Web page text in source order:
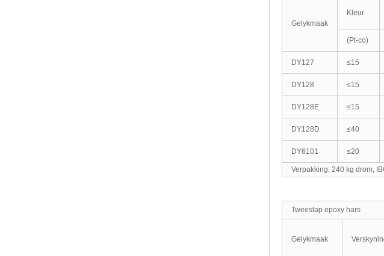
Gelykmaak
Kleur
(Pt-co)
DY127
≤15
DY128
≤15
DY128E ≤15
DY128D
≤40
DY6101
≤20
Verpakking: 240 kg drom,
Tweestap epoxy hars
Gelykmaak